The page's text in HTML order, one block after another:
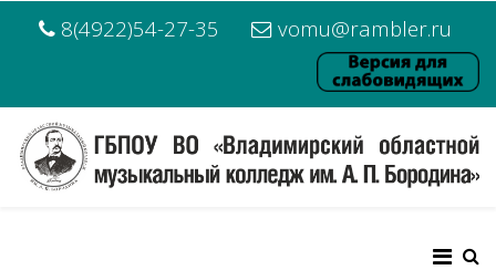
8(4922)54-27-35 vomu@rambler.ru